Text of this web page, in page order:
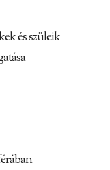
és szüleik